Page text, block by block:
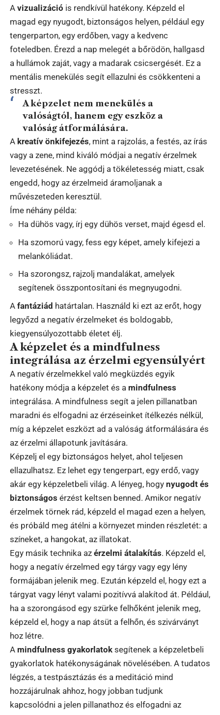
A vizualizáció is rendkívül hatékony. Képzeld el
magad egy nyugodt, biztonságos helyen, például egy
tengerparton, egy erdőben, vagy a kedvenc
foteledben. Érezd a nap melegét a bőrödön, hallgasd
a hullámok zaját, vagy a madarak csicsergését. Ez a
mentális menekülés segít ellazulni és csökkenteni a
stresszt.
A képzelet nem menekülés a
valóságtól, hanem egy eszköz a
valóság átformálására.
A kreatív önkifejezés, mint a rajzolás, a festés, az írás
vagy a zene, mind kiváló módjai a negatív érzelmek
levezetésének. Ne aggódj a tökéletesség miatt, csak
engedd, hogy az érzelmeid áramoljanak a
művészeteden keresztül.
Íme néhány példa:
Ha dühös vagy, írj egy dühös verset, majd égesd el.
Ha szomorú vagy, fess egy képet, amely kifejezi a
melankóliádat.
Ha szorongsz, rajzolj mandalákat, amelyek
segítenek összpontosítani és megnyugodni.
A fantáziád határtalan. Használd ki ezt az erőt, hogy
legyőzd a negatív érzelmeket és boldogabb,
kiegyensúlyozottabb életet élj.
A képzelet és a mindfulness
integrálása az érzelmi egyensúlyért
A negatív érzelmekkel való megküzdés egyik
hatékony módja a képzelet és a mindfulness
integrálása. A mindfulness segít a jelen pillanatban
maradni és elfogadni az érzéseinket ítélkezés nélkül,
míg a képzelet eszközt ad a valóság átformálására és
az érzelmi állapotunk javítására.
Képzelj el egy biztonságos helyet, ahol teljesen
ellazulhatsz. Ez lehet egy tengerpart, egy erdő, vagy
akár egy képzeletbeli világ. A lényeg, hogy nyugodt és
biztonságos érzést keltsen benned. Amikor negatív
érzelmek törnek rád, képzeld el magad ezen a helyen,
és próbáld meg átélni a környezet minden részletét: a
színeket, a hangokat, az illatokat.
Egy másik technika az érzelmi átalakítás. Képzeld el,
hogy a negatív érzelmed egy tárgy vagy egy lény
formájában jelenik meg. Ezután képzeld el, hogy ezt a
tárgyat vagy lényt valami pozitívvá alakítod át. Például,
ha a szorongásod egy szürke felhőként jelenik meg,
képzeld el, hogy a nap átsüt a felhőn, és szivárványt
hoz létre.
A mindfulness gyakorlatok segítenek a képzeletbeli
gyakorlatok hatékonyságának növelésében. A tudatos
légzés, a testpásztázás és a meditáció mind
hozzájárulnak ahhoz, hogy jobban tudjunk
kapcsolódni a jelen pillanathoz és elfogadni az